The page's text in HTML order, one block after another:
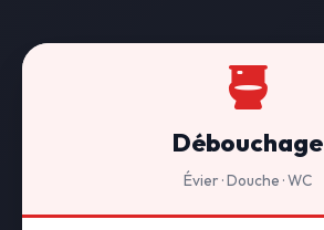
Débouchage
Évier · Douche · WC